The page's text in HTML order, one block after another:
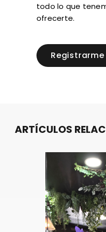
todo lo que
ofrecerte.
Registrarme
ARTÍCULOS